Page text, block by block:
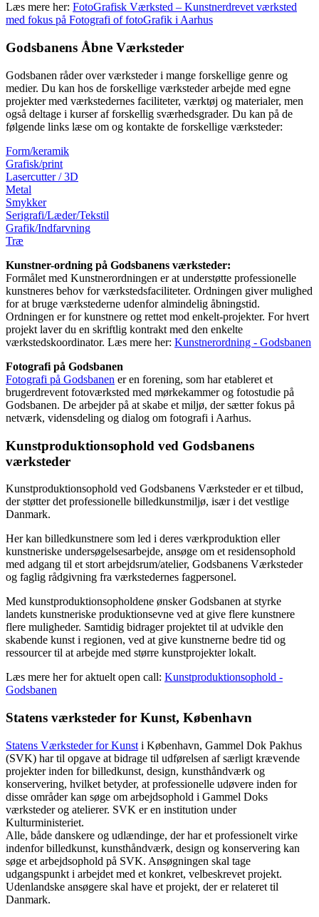
Læs mere her: FotoGrafisk Værksted – Kunstnerdrevet værksted
med fokus på Fotografi of fotoGrafik i Aarhus
Godsbanens Åbne Værksteder
Godsbanen råder over værksteder i mange forskellige genre og
medier. Du kan hos de forskellige værksteder arbejde med egne
projekter med værkstedernes faciliteter, værktøj og materialer, men
også deltage i kurser af forskellig sværhedsgrader. Du kan på de
følgende links læse om og kontakte de forskellige værksteder:
Form/keramik
Grafisk/print
Lasercutter / 3D
Metal
Smykker
Serigrafi/Læder/Tekstil
Grafik/Indfarvning
Træ
Kunstner-ordning på Godsbanens værksteder:
Formålet med Kunstnerordningen er at understøtte professionelle
kunstneres behov for værkstedsfaciliteter. Ordningen giver mulighed
for at bruge værkstederne udenfor almindelig åbningstid.
Ordningen er for kunstnere og rettet mod enkelt-projekter. For hvert
projekt laver du en skriftlig kontrakt med den enkelte
værkstedskoordinator. Læs mere her: Kunstnerordning - Godsbanen
Fotografi på Godsbanen
Fotografi på Godsbanen er en forening, som har etableret et
brugerdrevent fotoværksted med mørkekammer og fotostudie på
Godsbanen. De arbejder på at skabe et miljø, der sætter fokus på
netværk, vidensdeling og dialog om fotografi i Aarhus.
Kunstproduktionsophold ved Godsbanens
værksteder
Kunstproduktionsophold ved Godsbanens Værksteder er et tilbud,
der støtter det professionelle billedkunstmiljø, især i det vestlige
Danmark.
Her kan billedkunstnere som led i deres værkproduktion eller
kunstneriske undersøgelsesarbejde, ansøge om et residensophold
med adgang til et stort arbejdsrum/atelier, Godsbanens Værksteder
og faglig rådgivning fra værkstedernes fagpersonel.
Med kunstproduktionsopholdene ønsker Godsbanen at styrke
landets kunstneriske produktionsevne ved at give flere kunstnere
flere muligheder. Samtidig bidrager projektet til at udvikle den
skabende kunst i regionen, ved at give kunstnerne bedre tid og
ressourcer til at arbejde med større kunstprojekter lokalt.
Læs mere her for aktuelt open call: Kunstproduktionsophold -
Godsbanen
Statens værksteder for Kunst, København
Statens Værksteder for Kunst i København, Gammel Dok Pakhus
(SVK) har til opgave at bidrage til udførelsen af særligt krævende
projekter inden for billedkunst, design, kunsthåndværk og
konservering, hvilket betyder, at professionelle udøvere inden for
disse områder kan søge om arbejdsophold i Gammel Doks
værksteder og atelierer. SVK er en institution under
Kulturministeriet.
Alle, både danskere og udlændinge, der har et professionelt virke
indenfor billedkunst, kunsthåndværk, design og konservering kan
søge et arbejdsophold på SVK. Ansøgningen skal tage
udgangspunkt i arbejdet med et konkret, velbeskrevet projekt.
Udenlandske ansøgere skal have et projekt, der er relateret til
Danmark.